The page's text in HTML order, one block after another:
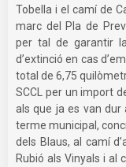
Tobella i el camí de
marc del Pla de
per tal de garantir
d’extinció en cas
total de 6,75
SCCL per un import
als que ja es van dur
terme municipal,
dels Blaus, al camí
Rubió als Vinyals i al